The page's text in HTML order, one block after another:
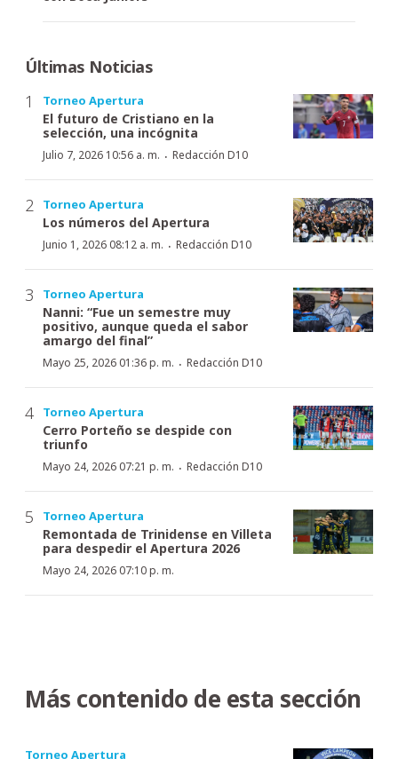
Últimas Noticias
Torneo Apertura
El futuro de Cristiano en la
selección, una incógnita
Julio 7, 2026 10:56 a. m. · Redacción D10
Torneo Apertura
Los números del Apertura
Junio 1, 2026 08:12 a. m. · Redacción D10
Torneo Apertura
Nanni: “Fue un semestre muy
positivo, aunque queda el sabor
amargo del final”
Mayo 25, 2026 01:36 p. m. · Redacción D10
Torneo Apertura
Cerro Porteño se despide con
triunfo
Mayo 24, 2026 07:21 p. m. · Redacción D10
Torneo Apertura
Remontada de Trinidense en Villeta
para despedir el Apertura 2026
Mayo 24, 2026 07:10 p. m.
Más contenido de esta sección
Torneo Apertura